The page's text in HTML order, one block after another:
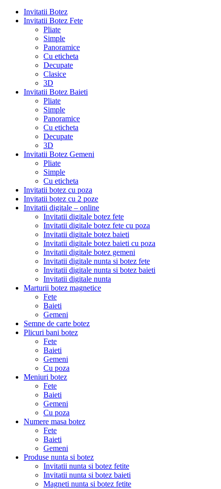
Invitatii Botez
Invitatii Botez Fete
Pliate
Simple
Panoramice
Cu eticheta
Decupate
Clasice
3D
Invitatii Botez Baieti
Pliate
Simple
Panoramice
Cu eticheta
Decupate
3D
Invitatii Botez Gemeni
Pliate
Simple
Cu eticheta
Invitatii botez cu poza
Invitatii botez cu 2 poze
Invitatii digitale – online
Invitatii digitale botez fete
Invitatii digitale botez fete cu poza
Invitatii digitale botez baieti
Invitatii digitale botez baieti cu poza
Invitatii digitale botez gemeni
Invitatii digitale nunta si botez fete
Invitatii digitale nunta si botez baieti
Invitatii digitale nunta
Marturii botez magnetice
Fete
Baieti
Gemeni
Semne de carte botez
Plicuri bani botez
Fete
Baieti
Gemeni
Cu poza
Meniuri botez
Fete
Baieti
Gemeni
Cu poza
Numere masa botez
Fete
Baieti
Gemeni
Produse nunta si botez
Invitatii nunta si botez fetite
Invitatii nunta si botez baieti
Magneti nunta si botez fetite